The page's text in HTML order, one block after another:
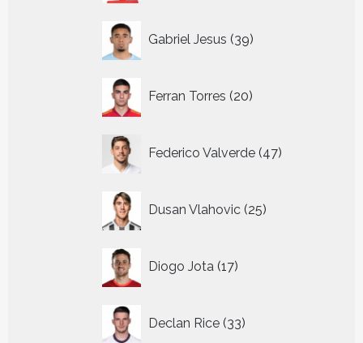
Gabriel Jesus 39
producten
Ferran Torres 20
producten
Federico Valverde 47
producten
Dusan Vlahovic 25
producten
Diogo Jota 17
producten
Declan Rice 33
producten